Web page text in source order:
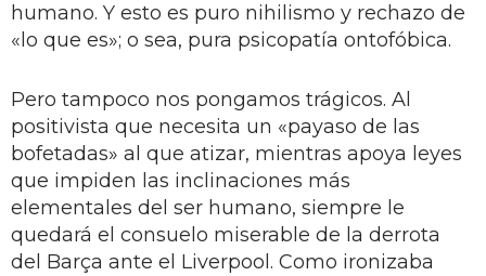
humano. Y esto es puro nihilismo y rechazo de
«lo que es»; o sea, pura psicopatía ontofóbica.
Pero tampoco nos pongamos trágicos. Al
positivista que necesita un «payaso de las
bofetadas» al que atizar, mientras apoya leyes
que impiden las inclinaciones más
elementales del ser humano, siempre le
quedará el consuelo miserable de la derrota
del Barça ante el Liverpool. Como ironizaba